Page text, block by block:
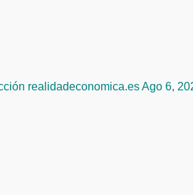
realidadeconomica.esAgo 6,